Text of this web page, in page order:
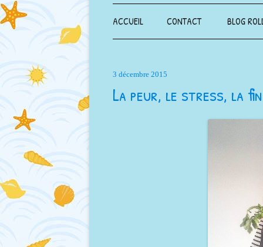
ACCUEIL CONTACT BLOG
3 décembre 2015
La peur, le stress, la